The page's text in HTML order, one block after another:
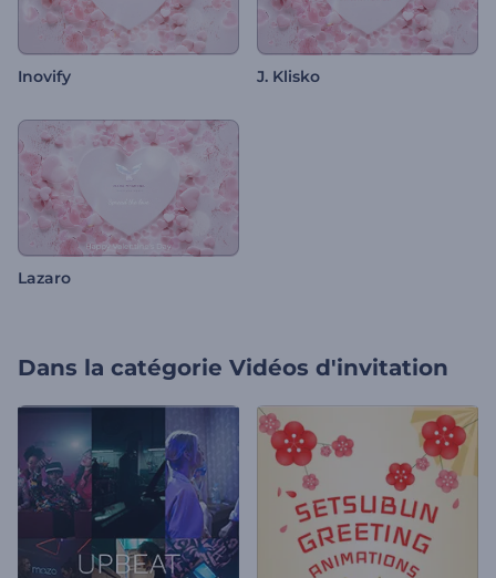
Inovify J. Klisko
Lazaro
Dans la catégorie Vidéos d'invitation